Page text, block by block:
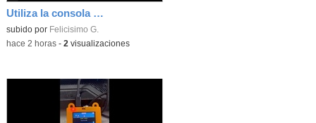
Utiliza la consola Mewbit de Kittenbot para llevar tus juegos arcade de MakeCode a tu mano
Contenido educativo.
subido por Felicisimo G.
-hace 2 horas- 2 visualizaciones